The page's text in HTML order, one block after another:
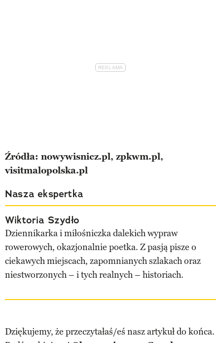
Źródła: nowywisnicz.pl, zpkwm.pl,
visitmalopolska.pl
Nasza ekspertka
Wiktoria Szydło
Dziennikarka i miłośniczka dalekich wypraw
rowerowych, okazjonalnie poetka. Z pasją pisze o
ciekawych miejscach, zapomnianych szlakach oraz
niestworzonych – i tych realnych – historiach.
Dziękujemy, że przeczytałaś/eś nasz artykuł do końca.